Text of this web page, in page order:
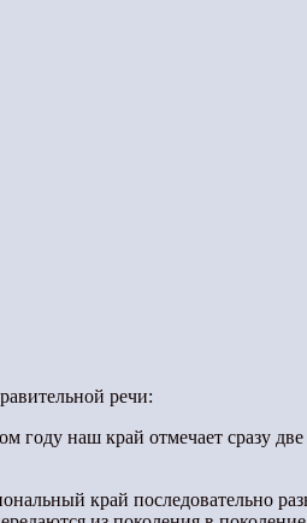
речи:
году наш край отмечает сразу
край последовательно